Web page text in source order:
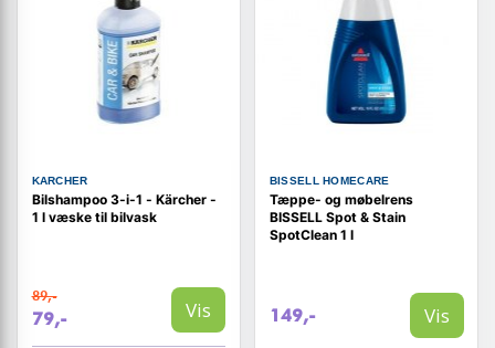
KARCHER
Bilshampoo 3-i-1 - Kärcher -
1 l væske til bilvask
89,-
79,- Vis
BISSELL HOMECARE
Tæppe- og møbelrens
BISSELL Spot & Stain
SpotClean 1 l
149,- Vis